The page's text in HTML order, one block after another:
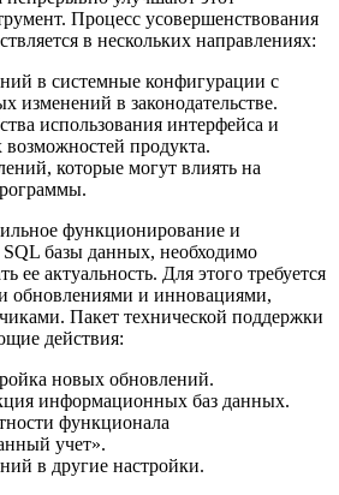
Процесс усовершенствования
в нескольких направлениях:
в системные конфигурации с
изменений в законодательстве.
использования интерфейса и
продукта.
которые могут влиять на
функционирование и
базы данных, необходимо
ее актуальность. Для этого требуется
обновлениями и инновациями,
Пакет технической поддержки
действия:
новых обновлений.
информационных баз данных.
функционала
учет».
в другие настройки.